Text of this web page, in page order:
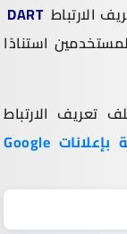
DART
استنادًا
تعريف الارتباط
سياسة الخصوصية الخاصة بإعلانات Google